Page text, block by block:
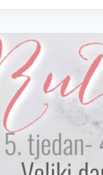
JE
TVOJ
SRETAN
ZAVRŠETAK?